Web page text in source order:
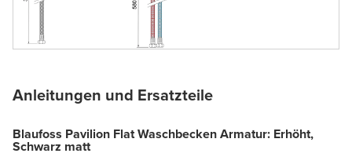
Anleitungen und Ersatzteile
Blaufoss Pavilion Flat Waschbecken Armatur: Erhöht,
Schwarz matt